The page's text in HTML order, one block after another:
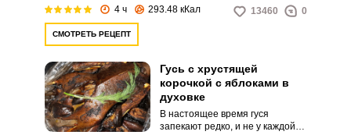
4 ч 293.48 кКал 13460 0
СМОТРЕТЬ РЕЦЕПТ
Гусь с хрустящей
корочкой с яблоками в
духовке
В настоящее время гуся
запекают редко, и не у каждой